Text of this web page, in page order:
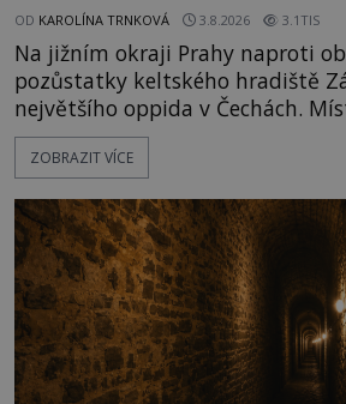
OD KAROLÍNA TRNKOVÁ 3.8.2026 3.1TIS
Na jižním okraji Prahy naproti
pozůstatky keltského hradiště
největšího oppida v Čechách.
les, zbytky po kdysi
ale v terénu patrné stále. Co
vrch Hr
ZOBRAZIT VÍCE